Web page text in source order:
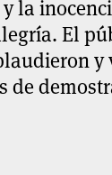
la
El
y
de